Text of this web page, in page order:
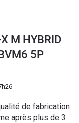
M HYBRID
5P
après plus de 3